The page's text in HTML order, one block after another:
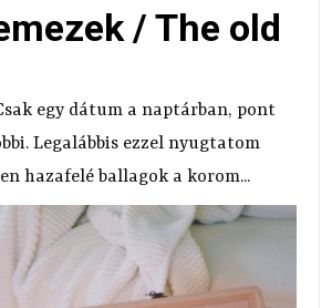
/ The old
egy dátum a naptárban, pont
Legalábbis ezzel nyugtatom
hazafelé ballagok a korom...